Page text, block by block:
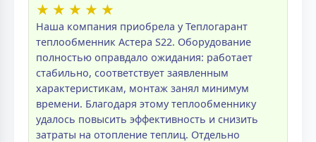
★ ★ ★ ★ ★
Наша компания приобрела у Теплогарант
теплообменник Астера S22. Оборудование
полностью оправдало ожидания: работает
стабильно, соответствует заявленным
характеристикам, монтаж занял минимум
времени. Благодаря этому теплообменнику
удалось повысить эффективность и снизить
затраты на отопление теплиц. Отдельно